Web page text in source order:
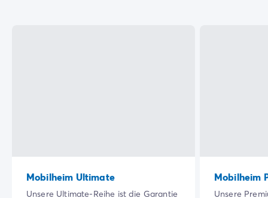
Mobilheim Ultimate
Unsere Ultimate-Reihe ist die Garantie
Mobilheim
Unsere